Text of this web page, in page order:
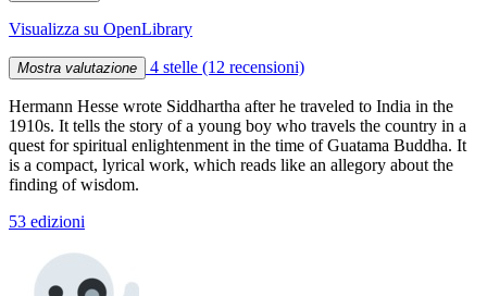
Visualizza su OpenLibrary
Mostra valutazione 4 stelle (12 recensioni)
Hermann Hesse wrote Siddhartha after he traveled to India in the
1910s. It tells the story of a young boy who travels the country in a
quest for spiritual enlightenment in the time of Guatama Buddha. It
is a compact, lyrical work, which reads like an allegory about the
finding of wisdom.
53 edizioni